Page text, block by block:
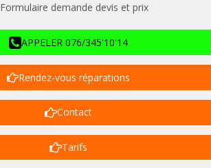
Formulaire demande devis et prix
APPELER 076/345'10'14
Rendez-vous réparations
Contact
Tarifs